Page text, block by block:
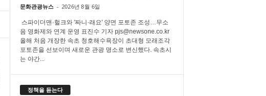
문화관광뉴스 - 2026년 8월 6일
스파이더맨·헐크와 '짜니·래요' 양면 포토존 조성…무소
음 영화제와 연계 운영 표진수 기자 pjs@newsone.co.kr
올해 처음 개장한 속초 청호해수욕장이 초대형 모래조각
포토존을 선보이며 새로운 관광 명소로 변신했다. 속초시
는 야간...
정책을 듣는다